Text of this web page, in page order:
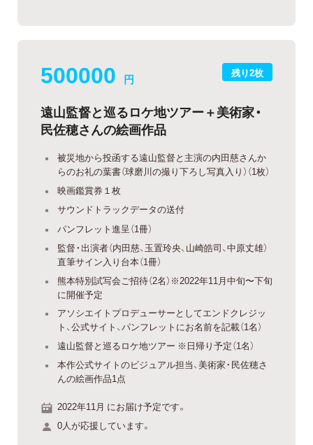
残り2枚
500000 円
遠山監督と巡るロケ地ツアー＋美術家・
民佐穂さんの絵画作品
被災地から投函する遠山監督と主演の内田慈さんか
らのお礼の葉書（球磨川の撮り下ろし写真入り）（1枚）
映画鑑賞券１枚
サウンドトラックデータの送付
パンフレット進呈（1冊）
監督・出演者（内田慈、玉置玲央、山崎皓司、中原丈雄）
直筆サイン入り台本（1冊）
熊本特別試写会ご招待（2名）※2022年11月中旬〜下旬
に開催予定
アソシエイトプロデューサーとしてエンドクレジッ
ト、公式サイト、パンフレットにお名前を記載（1名）
遠山監督と巡るロケ地ツアー ※日帰り予定（1名）
本作公式サイトのビジュアル担当、美術家・民佐穂さ
んの絵画作品1点
2022年11月 にお届け予定です。
0人が応援しています。